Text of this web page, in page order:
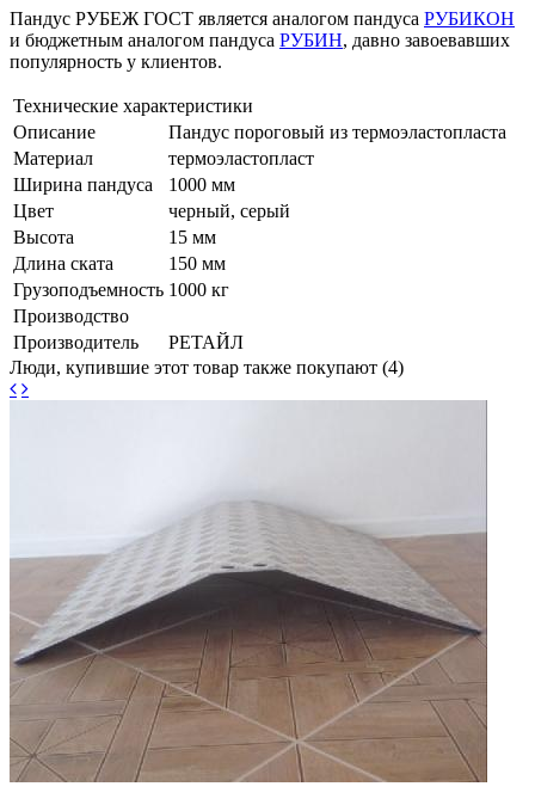
Пандус РУБЕЖ ГОСТ является аналогом пандуса РУБИКОН
и бюджетным аналогом пандуса РУБИН, давно завоевавших
популярность у клиентов.
Технические характеристики
Описание
Пандус пороговый из термоэластопласта
Материал
термоэластопласт
Ширина пандуса
1000 мм
Цвет
черный, серый
Высота
15 мм
Длина ската
150 мм
Грузоподъемность 1000 кг
Производство
Производитель
РЕТАЙЛ
Люди, купившие этот товар также покупают (4)